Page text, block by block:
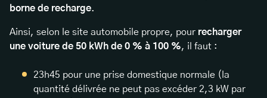
borne de recharge.
Ainsi, selon le site automobile propre, pour recharger
une voiture de 50 kWh de 0 % à 100 %, il faut :
23h45 pour une prise domestique normale (la
quantité délivrée ne peut pas excéder 2,3 kW par